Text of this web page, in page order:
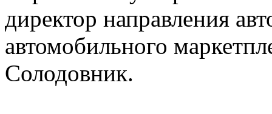
директор направления
автомобильного
Солодовник.